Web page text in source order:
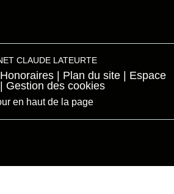
CLAUDE LATEURTE
Honoraires Plan du site
Espace
Gestion des cookies
en haut de la page